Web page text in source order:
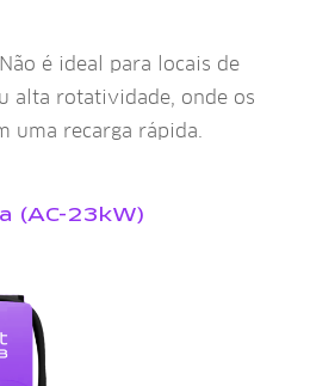
é ideal para locais de
alta rotatividade, onde os
uma recarga rápida.
(AC-23kW)